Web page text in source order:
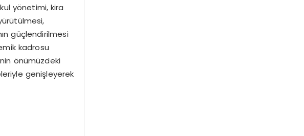
yönetimi, kira
güçlendirilmesi
kadrosu
önümüzdeki
genişleyerek